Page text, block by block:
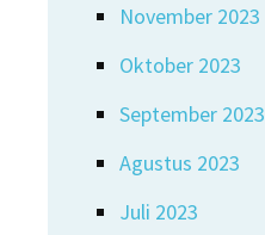
November 2023
Oktober 2023
September 2023
Agustus 2023
Juli 2023